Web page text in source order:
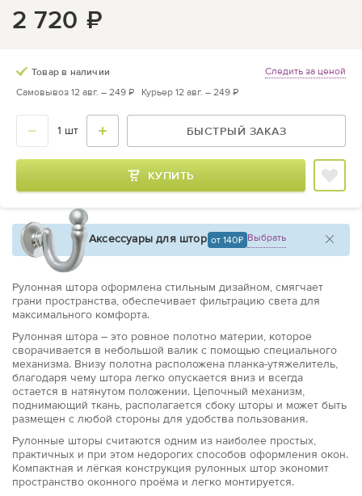
2 720 ₽
Товар в наличии
Следить за ценой
Самовывоз 12 авг. – 249 ₽ Курьер 12 авг. – 249 ₽
БЫСТРЫЙ ЗАКАЗ
КУПИТЬ
Аксессуары для штор от 140 Выбрать
Рулонная штора оформлена стильным дизайном, смягчает
грани пространства, обеспечивает фильтрацию света для
максимального комфорта.
Рулонная штора – это ровное полотно материи, которое
сворачивается в небольшой валик с помощью специального
механизма. Внизу полотна расположена планка-утяжелитель,
благодаря чему штора легко опускается вниз и всегда
остается в натянутом положении. Цепочный механизм,
поднимающий ткань, располагается сбоку шторы и может быть
размещен с любой стороны для удобства пользования.
Рулонные шторы считаются одним из наиболее простых,
практичных и при этом недорогих способов оформления окон.
Компактная и лёгкая конструкция рулонных штор экономит
пространство оконного проёма и легко монтируется.